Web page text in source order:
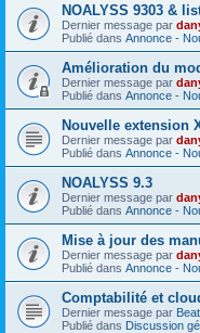
NOALYSS 9303 &
Dernier message par
Publié dans Annonce -
Amélioration du
Dernier message par
Publié dans Annonce -
Nouvelle extension
Dernier message par
Publié dans Annonce -
NOALYSS 9.3
Dernier message par
Publié dans Annonce -
Mise à jour des
Dernier message par
Publié dans Annonce -
Comptabilité et
Dernier message par
Publié dans Discussion